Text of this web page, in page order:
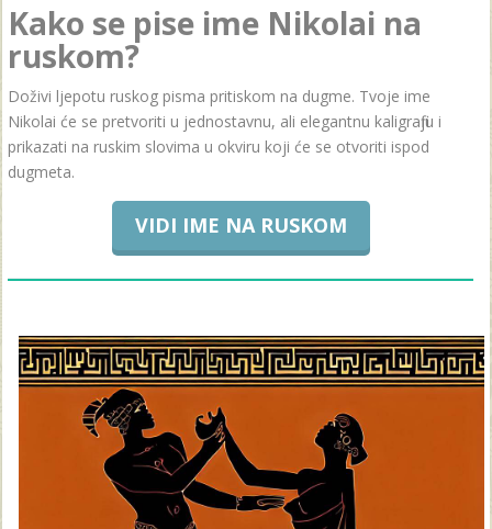
Kako se pise ime Nikolai na
ruskom?
Doživi ljepotu ruskog pisma pritiskom na dugme. Tvoje ime
Nikolai će se pretvoriti u jednostavnu, ali elegantnu kaligrafiju i
prikazati na ruskim slovima u okviru koji će se otvoriti ispod
dugmeta.
VIDI IME NA RUSKOM